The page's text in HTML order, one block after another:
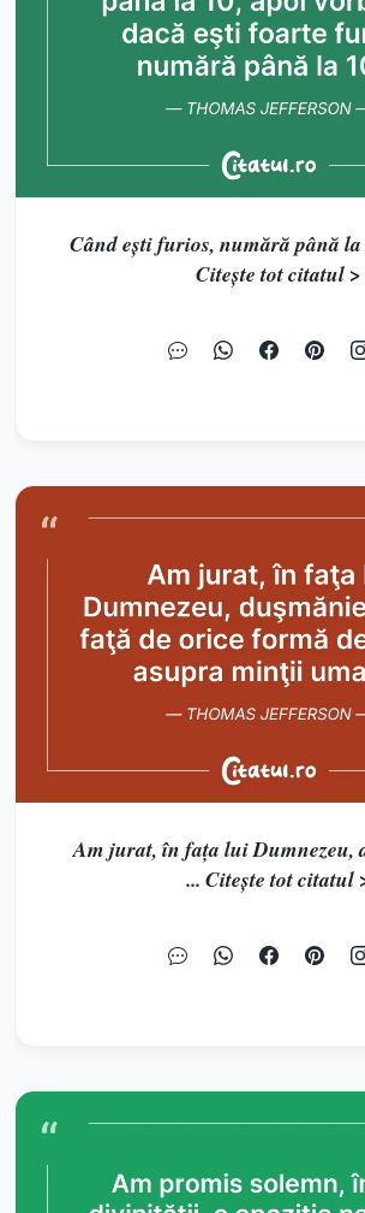
Când eşti furios, numără până la
Citește tot citatul >
Am jurat, în faţa lui Dumnezeu,
... Citește tot citatul